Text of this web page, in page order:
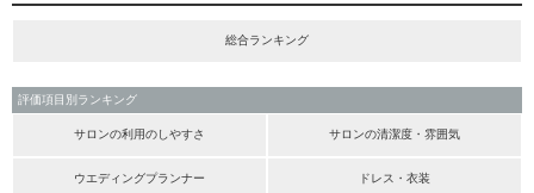
総合ランキング
評価項目別ランキング
サロンの利用のしやすさ サロンの清潔度・雰囲気
ウエディングプランナー ドレス・衣装